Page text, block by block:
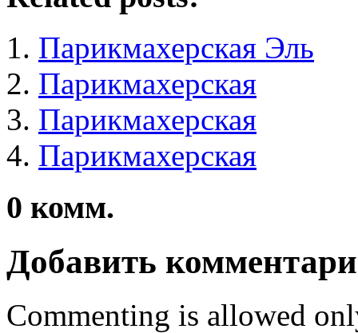
Парикмахерская Эль
Парикмахерская
Парикмахерская
Парикмахерская
0 комм.
Добавить
Commenting is allowed